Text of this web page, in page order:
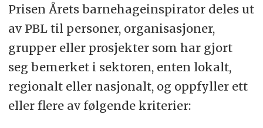
Prisen Årets barnehageinspirator deles ut
av PBL til personer, organisasjoner,
grupper eller prosjekter som har gjort
seg bemerket i sektoren, enten lokalt,
regionalt eller nasjonalt, og oppfyller ett
eller flere av følgende kriterier: